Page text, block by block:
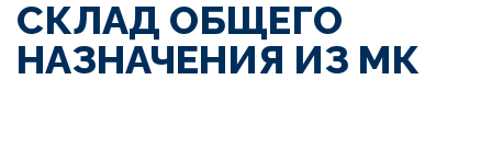
СКЛАД ОБЩЕГО
НАЗНАЧЕНИЯ ИЗ МК